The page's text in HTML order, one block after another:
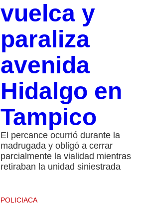
vuelca y
paraliza
avenida
Hidalgo en
Tampico
El percance ocurrió durante la
madrugada y obligó a cerrar
parcialmente la vialidad mientras
retiraban la unidad siniestrada
POLICIACA